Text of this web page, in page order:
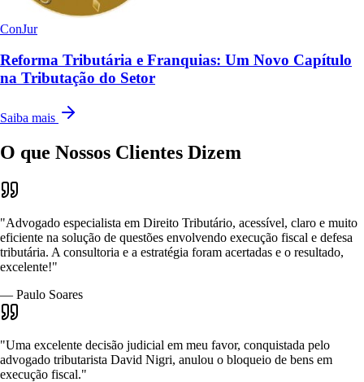
ConJur
Reforma Tributária e Franquias: Um Novo Capítulo
na Tributação do Setor
Saiba mais
O que Nossos Clientes Dizem
"Advogado especialista em Direito Tributário, acessível, claro e muito
eficiente na solução de questões envolvendo execução fiscal e defesa
tributária. A consultoria e a estratégia foram acertadas e o resultado,
excelente!"
— Paulo Soares
"Uma excelente decisão judicial em meu favor, conquistada pelo
advogado tributarista David Nigri, anulou o bloqueio de bens em
execução fiscal."